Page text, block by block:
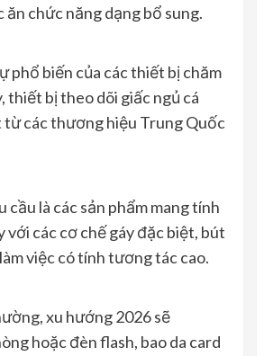
chức năng dạng bổ sung.
phổ biến của các thiết bị chăm
thiết bị theo dõi giấc ngủ cá
từ các thương hiệu Trung Quốc
là các sản phẩm mang tính
các cơ chế gáy đặc biệt, bút
việc có tính tương tác cao.
xu hướng 2026 sẽ
hoặc đèn flash, bao da card